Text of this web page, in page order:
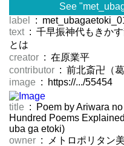
See
label
:
text : 千早振神代もきか
とは
creator : 在原業平
contributor : 前北斎卍（葛
image : https://.../55454
title : Poem by Ariwara
Hundred Poems
uba ga etoki)
owner : メトロポリタン